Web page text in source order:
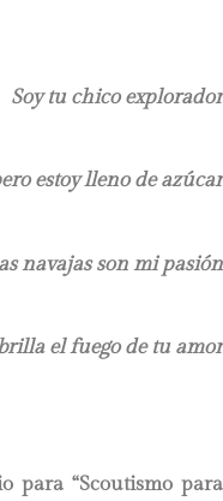
Soy tu chico explorador
estoy lleno de azúcar
navajas son mi pasión
el fuego de tu amor
para “Scoutismo para